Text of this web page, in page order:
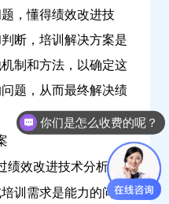
，懂得绩效改进技
断，培训解决方案是
制和方法，以确定这
题，从而最终解决绩
绩效改进技术分析判断
训需求是能力的问题
你们是怎么收费的呢？